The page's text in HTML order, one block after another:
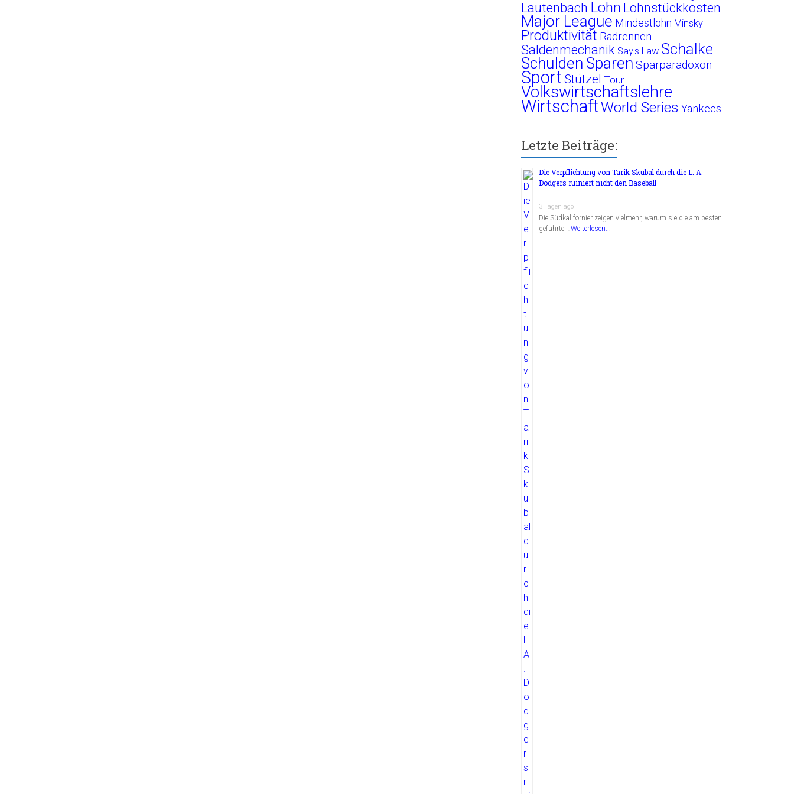
Lautenbach Lohn Lohnstückkosten
Major League Mindestlohn Minsky
Produktivität Radrennen
Saldenmechanik Say's Law Schalke
Schulden Sparen Sparparadoxon
Sport Stützel Tour
Volkswirtschaftslehre
WirtschaftWorld Series Yankees
Letzte Beiträge:
Die Verpflichtung von Tarik Skubal durch die L. A.
Dodgers ruiniert nicht den Baseball
3 Tagen ago
Die Südkalifornier zeigen vielmehr, warum sie die am besten
geführte …Weiterlesen...